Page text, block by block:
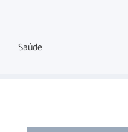
Saúde